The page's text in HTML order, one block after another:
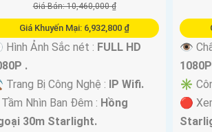
Giá Bán: 10,460,000 ₫
Giá Khuyến Mại: 6,932,800 ₫
Hình Ảnh Sắc nét : FULL HD
.
Bị Công Nghệ : IP Wifi.
Nhìn Ban Đêm : Hồng
30m Starlight.
👁
✳️
🔴